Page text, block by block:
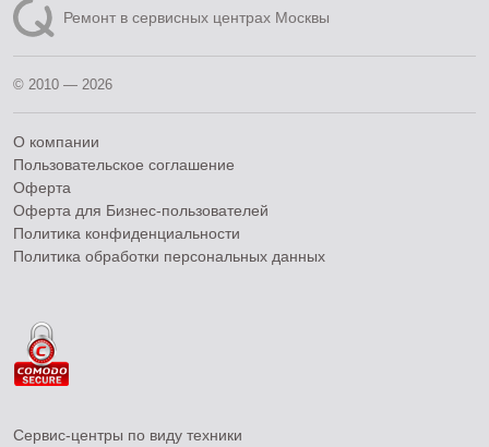
Ремонт в сервисных центрах Москвы
© 2010 — 2026
О компании
Пользовательское соглашение
Оферта
Оферта для Бизнес-пользователей
Политика конфиденциальности
Политика обработки персональных данных
Сервис-центры по виду техники